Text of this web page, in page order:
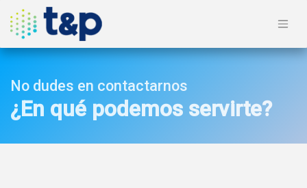
No dudes en contactarnos
¿En qué podemos servirte?